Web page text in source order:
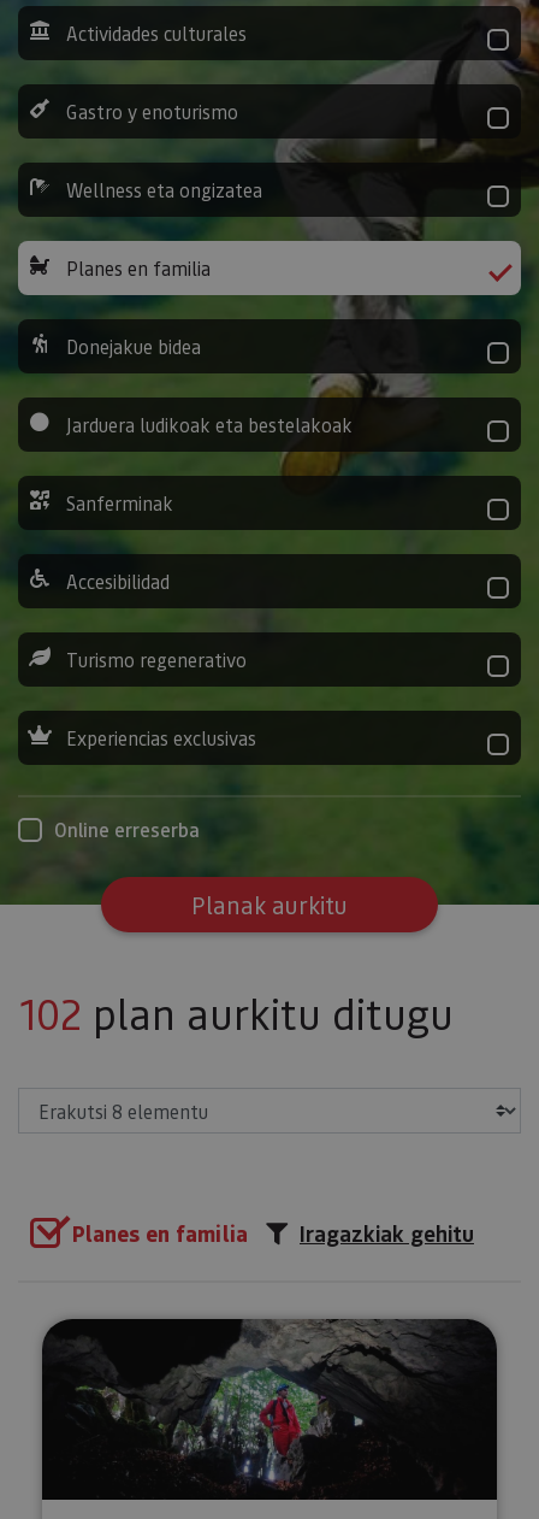
Actividades culturales
Gastro y enoturismo
Wellness eta ongizatea
Planes en familia
Donejakue bidea
Jarduera ludikoak eta bestelakoak
Sanferminak
Accesibilidad
Turismo regenerativo
Experiencias exclusivas
Online erreserba
Planak aurkitu
102 plan aurkitu ditugu
Planes en familia Iragazkiak gehitu
Espeleologia Lezealden